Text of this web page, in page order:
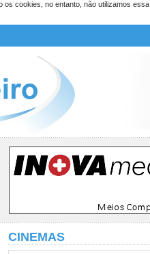
os cookies, no entanto, não utilizamos
CINEMAS